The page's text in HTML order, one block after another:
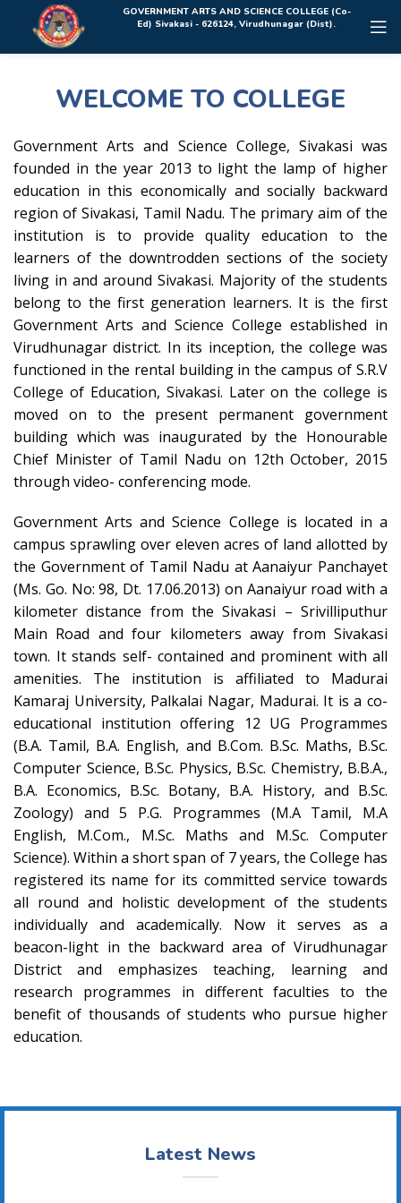
Rolex Replica Uhren DeutschlandGOVERNMENT ARTS AND SCIENCE COLLEGE (Co-
Ed) Sivakasi - 626124, Virudhunagar (Dist).
WELCOME TO COLLEGE
Government Arts and Science College, Sivakasi was
founded in the year 2013 to light the lamp of higher
education in this economically and socially backward
region of Sivakasi, Tamil Nadu. The primary aim of the
institution is to provide quality education to the
learners of the downtrodden sections of the society
living in and around Sivakasi. Majority of the students
belong to the first generation learners. It is the first
Government Arts and Science College established in
Virudhunagar district. In its inception, the college was
functioned in the rental building in the campus of S.R.V
College of Education, Sivakasi. Later on the college is
moved on to the present permanent government
building which was inaugurated by the Honourable
Chief Minister of Tamil Nadu on 12th October, 2015
through video- conferencing mode.
Government Arts and Science College is located in a
campus sprawling over eleven acres of land allotted by
the Government of Tamil Nadu at Aanaiyur Panchayet
(Ms. Go. No: 98, Dt. 17.06.2013) on Aanaiyur road with a
kilometer distance from the Sivakasi – Srivilliputhur
Main Road and four kilometers away from Sivakasi
town. It stands self- contained and prominent with all
amenities. The institution is affiliated to Madurai
Kamaraj University, Palkalai Nagar, Madurai. It is a co-
educational institution offering 12 UG Programmes
(B.A. Tamil, B.A. English, and B.Com. B.Sc. Maths, B.Sc.
Computer Science, B.Sc. Physics, B.Sc. Chemistry, B.B.A.,
B.A. Economics, B.Sc. Botany, B.A. History, and B.Sc.
Zoology) and 5 P.G. Programmes (M.A Tamil, M.A
English, M.Com., M.Sc. Maths and M.Sc. Computer
Science). Within a short span of 7 years, the College has
registered its name for its committed service towards
all round and holistic development of the students
individually and academically. Now it serves as a
beacon-light in the backward area of Virudhunagar
District and emphasizes teaching, learning and
research programmes in different faculties to the
benefit of thousands of students who pursue higher
education.
Latest News